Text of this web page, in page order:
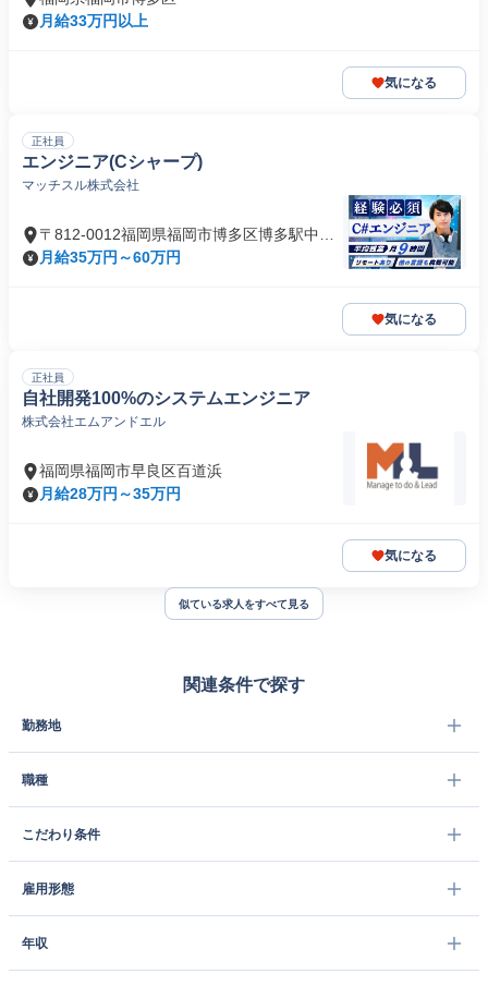
月給33万円以上
気になる
正社員
エンジニア(Cシャープ)
マッチスル株式会社
〒812-0012福岡県福岡市博多区博多駅中央
街
月給35万円～60万円
気になる
正社員
自社開発100%のシステムエンジニア
株式会社エムアンドエル
福岡県福岡市早良区百道浜
月給28万円～35万円
気になる
似ている求人をすべて見る
関連条件で探す
勤務地
職種
こだわり条件
雇用形態
年収